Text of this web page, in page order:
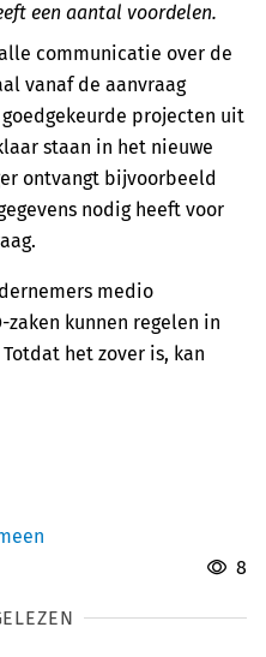
een aantal voordelen.
communicatie over de
vanaf de aanvraag
projecten uit
staan in het nieuwe
ontvangt bijvoorbeeld
nodig heeft voor
medio
zaken kunnen regelen in
het zover is, kan
8